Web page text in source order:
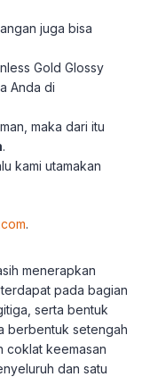
juga bisa
Gold Glossy
Anda di
maka dari itu
.
kami utamakan
.
menerapkan
pada bagian
serta bentuk
berbentuk setengah
coklat keemasan
dan satu